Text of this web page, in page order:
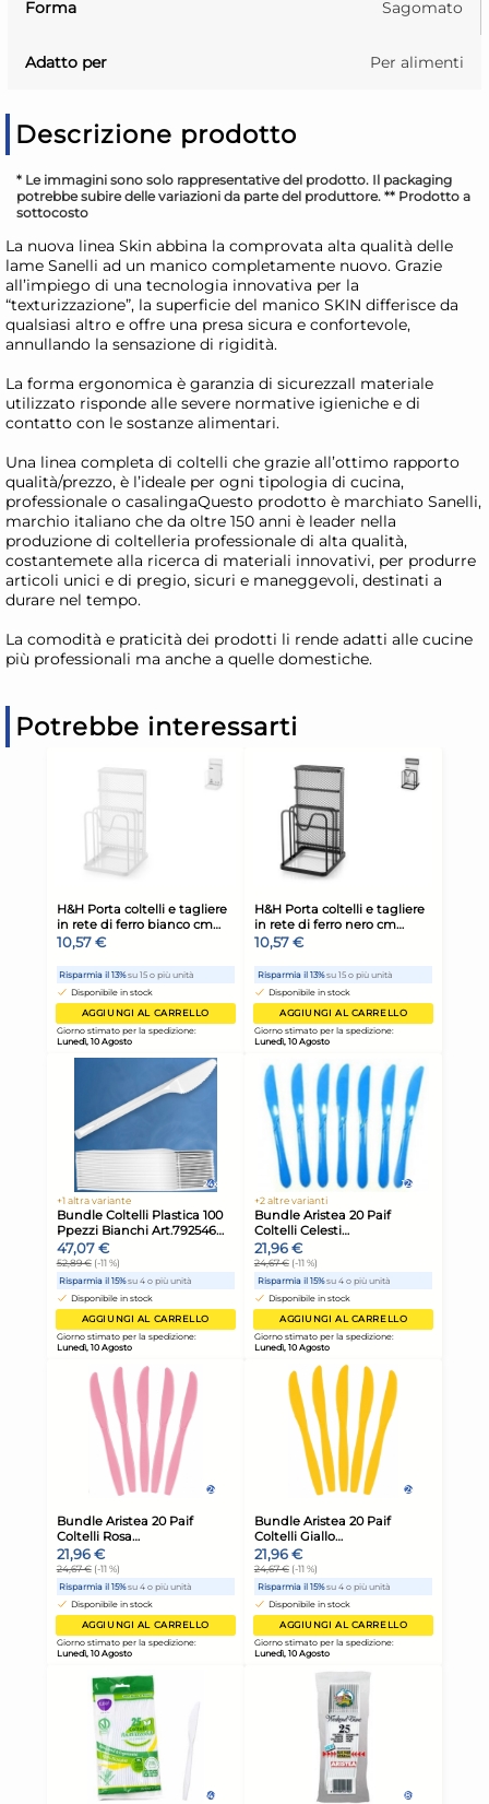
Forma Sagomato
Adatto per Per alimenti
Descrizione prodotto
* Le immagini sono solo rappresentative del prodotto. Il packaging
potrebbe subire delle variazioni da parte del produttore. ** Prodotto a
sottocosto
La nuova linea Skin abbina la comprovata alta qualità delle
lame Sanelli ad un manico completamente nuovo. Grazie
all’impiego di una tecnologia innovativa per la
“texturizzazione”, la superficie del manico SKIN differisce da
qualsiasi altro e offre una presa sicura e confortevole,
annullando la sensazione di rigidità.
La forma ergonomica è garanzia di sicurezzaIl materiale
utilizzato risponde alle severe normative igieniche e di
contatto con le sostanze alimentari.
Una linea completa di coltelli che grazie all’ottimo rapporto
qualità/prezzo, è l’ideale per ogni tipologia di cucina,
professionale o casalingaQuesto prodotto è marchiato Sanelli,
marchio italiano che da oltre 150 anni è leader nella
produzione di coltelleria professionale di alta qualità,
costantemete alla ricerca di materiali innovativi, per produrre
articoli unici e di pregio, sicuri e maneggevoli, destinati a
durare nel tempo.
La comodità e praticità dei prodotti li rende adatti alle cucine
più professionali ma anche a quelle domestiche.
Potrebbe interessarti